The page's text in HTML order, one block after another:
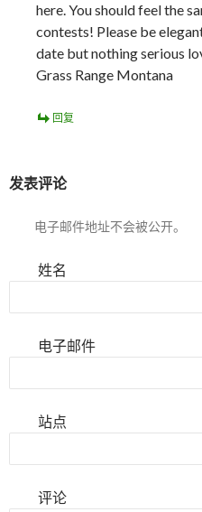
here. You should feel the
contests! Please be
date but nothing serious
Grass Range Montana
回复
发表评论
电子邮件地址不会被公开。
姓名
电子邮件
站点
评论